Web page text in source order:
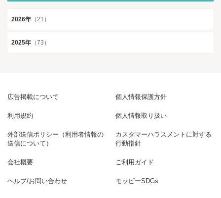
2026年 （21）
2025年 （73）
広告掲載について 個人情報保護方針
利用規約 個人情報取り扱い
外部送信ポリシー（利用者情報の
送信について）
カスタマーハラスメントに対する
行動指針
会社概要 ご利用ガイド
ヘルプ/お問い合わせ モッピーSDGs